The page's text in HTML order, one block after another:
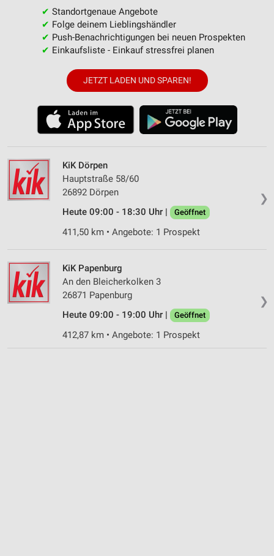
✔ Standortgenaue Angebote
✔ Folge deinem Lieblingshändler
✔ Push-Benachrichtigungen bei neuen Prospekten
✔ Einkaufsliste - Einkauf stressfrei planen
JETZT LADEN UND SPAREN!
❯
KiK Dörpen
Hauptstraße 58/60
26892 Dörpen
Heute 09:00 - 18:30 Uhr |
Geöffnet
411,50 km • Angebote: 1 Prospekt
❯
KiK Papenburg
An den Bleicherkolken 3
26871 Papenburg
Heute 09:00 - 19:00 Uhr |
Geöffnet
412,87 km • Angebote: 1 Prospekt